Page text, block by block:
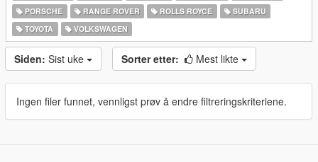
PORSCHE
RANGE ROVER ROLLS ROYCE
SUBARU
TOYOTA
VOLKSWAGEN
Siden: Sist uke Sorter etter: Mest likte
Ingen filer funnet, vennligst prøv å endre filtreringskriteriene.